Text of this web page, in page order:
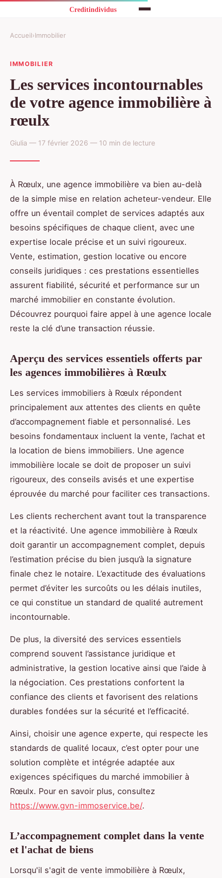
Accueil›Immobilier
IMMOBILIER
Les services incontournables
de votre agence immobilière à
rœulx
Giulia — 17 février 2026 — 10 min de lecture
À Rœulx, une agence immobilière va bien au-delà
de la simple mise en relation acheteur-vendeur. Elle
offre un éventail complet de services adaptés aux
besoins spécifiques de chaque client, avec une
expertise locale précise et un suivi rigoureux.
Vente, estimation, gestion locative ou encore
conseils juridiques : ces prestations essentielles
assurent fiabilité, sécurité et performance sur un
marché immobilier en constante évolution.
Découvrez pourquoi faire appel à une agence locale
reste la clé d’une transaction réussie.
Aperçu des services essentiels offerts par
les agences immobilières à Rœulx
Les services immobiliers à Rœulx répondent
principalement aux attentes des clients en quête
d’accompagnement fiable et personnalisé. Les
besoins fondamentaux incluent la vente, l’achat et
la location de biens immobiliers. Une agence
immobilière locale se doit de proposer un suivi
rigoureux, des conseils avisés et une expertise
éprouvée du marché pour faciliter ces transactions.
Les clients recherchent avant tout la transparence
et la réactivité. Une agence immobilière à Rœulx
doit garantir un accompagnement complet, depuis
l’estimation précise du bien jusqu’à la signature
finale chez le notaire. L’exactitude des évaluations
permet d’éviter les surcoûts ou les délais inutiles,
ce qui constitue un standard de qualité autrement
incontournable.
De plus, la diversité des services essentiels
comprend souvent l’assistance juridique et
administrative, la gestion locative ainsi que l’aide à
la négociation. Ces prestations confortent la
confiance des clients et favorisent des relations
durables fondées sur la sécurité et l’efficacité.
Ainsi, choisir une agence experte, qui respecte les
standards de qualité locaux, c’est opter pour une
solution complète et intégrée adaptée aux
exigences spécifiques du marché immobilier à
Rœulx. Pour en savoir plus, consultez
https://www.gvn-immoservice.be/.
L’accompagnement complet dans la vente
et l'achat de biens
Lorsqu'il s'agit de vente immobilière à Rœulx,